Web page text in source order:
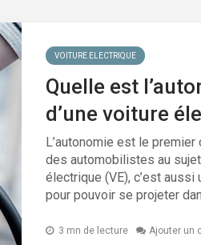
VOITURE ELECTRIQUE
Quelle est
d’une voiture
L’autonomie est le premier
des automobilistes au sujet
électrique (VE), c’est aussi
pour pouvoir se projeter
3 mn de lecture Ajouter un